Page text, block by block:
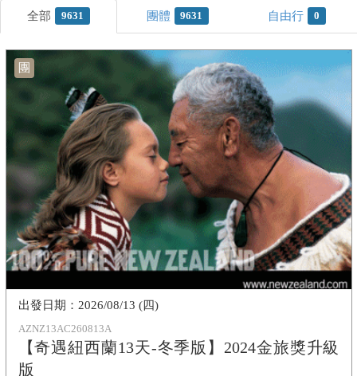
9631 9631 0
團
AZNZ13AC260813A
【奇遇紐西蘭13天-冬季版】2024金旅獎升級
版
2026/08/13 (四)